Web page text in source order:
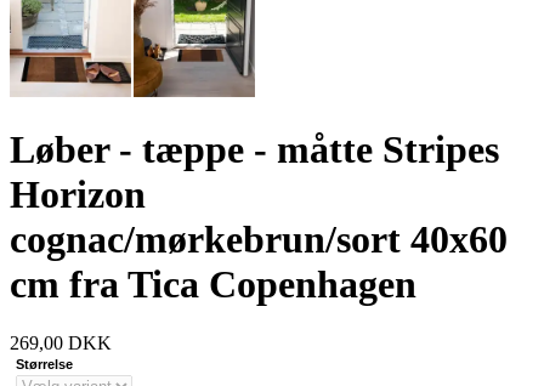
Løber - tæppe - måtte Stripes
Horizon
cognac/mørkebrun/sort 40x60
cm fra Tica Copenhagen
269,00 DKK
Størrelse